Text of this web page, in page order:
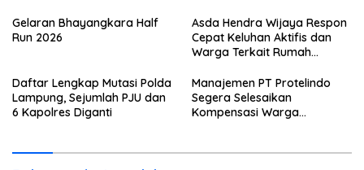
Gelaran Bhayangkara Half
Run 2026
Asda Hendra Wijaya Respon
Cepat Keluhan Aktifis dan
Warga Terkait Rumah
Coco
Daftar Lengkap Mutasi Polda
Lampung, Sejumlah PJU dan
6 Kapolres Diganti
Manajemen PT Protelindo
Segera Selesaikan
Kompensasi Warga